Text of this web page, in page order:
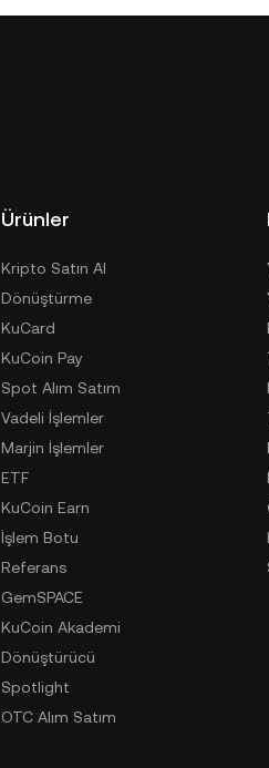
Ürünler
Kripto Satın Al
Dönüştürme
KuCard
KuCoin Pay
Spot Alım Satım
Vadeli İşlemler
Marjin İşlemler
ETF
KuCoin Earn
İşlem Botu
Referans
GemSPACE
KuCoin Akademi
Dönüştürücü
Spotlight
OTC Alım Satım